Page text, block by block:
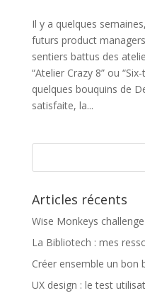
Il y a quelques
futurs product
sentiers battus des
“Atelier Crazy 8” ou
quelques bouquins de
satisfaite, la...
Articles récents
Wise Monkeys
La Bibliotech : mes
Créer ensemble un bon
UX design : le test